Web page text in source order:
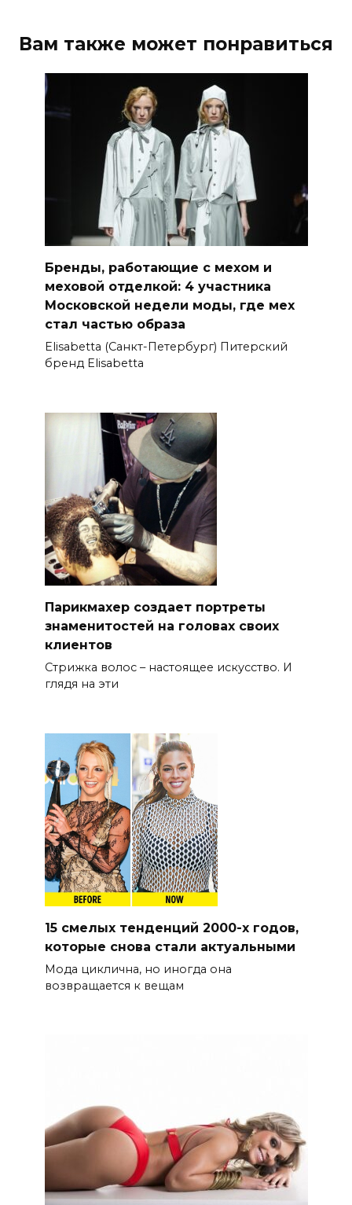
Вам также может понравиться
Бренды, работающие с мехом и
меховой отделкой: 4 участника
Московской недели моды, где мех
стал частью образа
Elisabetta (Санкт-Петербург) Питерский
бренд Elisabetta
Парикмахер создает портреты
знаменитостей на головах своих
клиентов
Стрижка волос – настоящее искусство. И
глядя на эти
15 смелых тенденций 2000-х годов,
которые снова стали актуальными
Мода циклична, но иногда она
возвращается к вещам